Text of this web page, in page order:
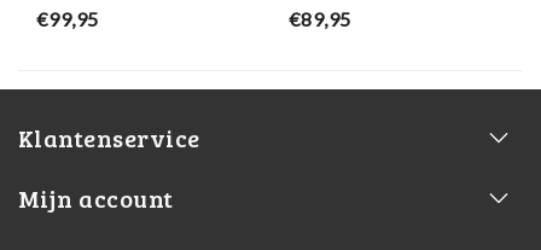
AquaKing
€99,95
€89,95
Klantenservice
Mijn account